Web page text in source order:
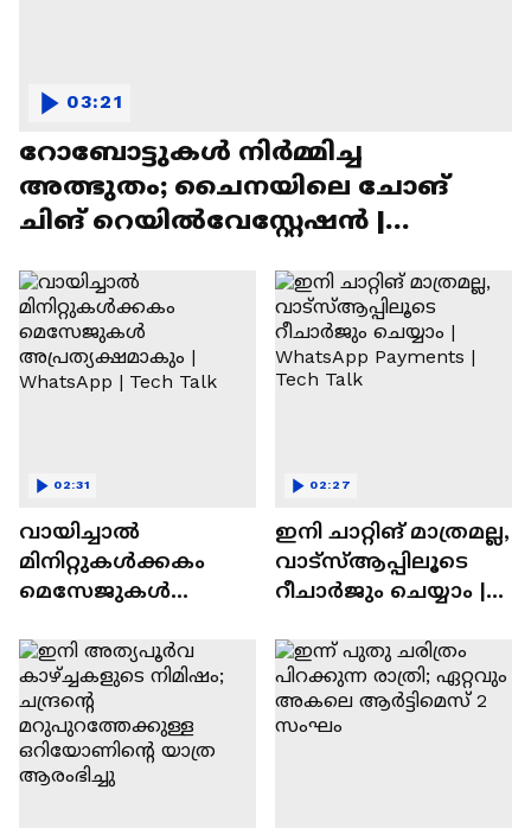
റോബോട്ടുകൾ നിർമ്മിച്ച
അത്ഭുതം; ചൈനയിലെ ചോങ്
ചിങ് റെയിൽവേസ്റ്റേഷൻ |
03:21
വായിച്ചാൽ
മിനിറ്റുകൾക്കകം
മെസേജുകള്‍
WhatsApp | Tech Talk
02:31
ഇനി ചാറ്റിങ് മാത്രമല്ല,
വാട്‌സ്‌ആപ്പിലൂടെ
റീചാർജും ചെയ്യാം |
Tech Talk
02:27